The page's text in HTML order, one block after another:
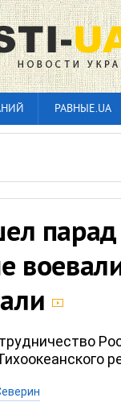
РАВНЫЕ.UA
парад